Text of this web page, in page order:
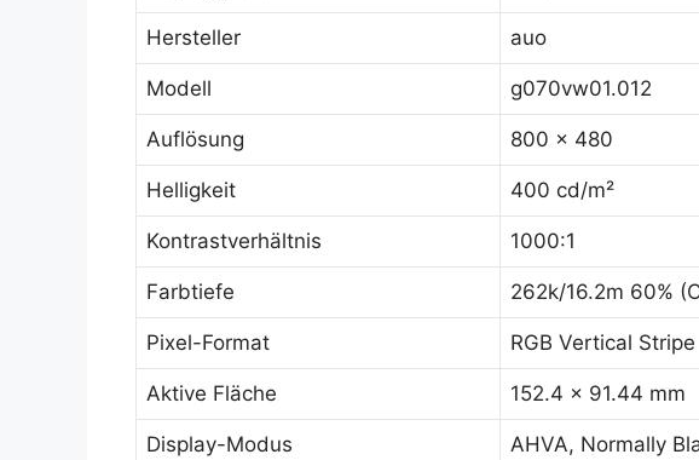
Hersteller auo
Modell g070vw01.012
Auflösung 800 x 480
Helligkeit 400 cd/m²
Kontrastverhältnis 1000:1
Farbtiefe 262k/16.2m 60%
Pixel-Format RGB Vertical Stripe
Aktive Fläche 152.4 x 91.44 mm
Display-Modus AHVA, Normally